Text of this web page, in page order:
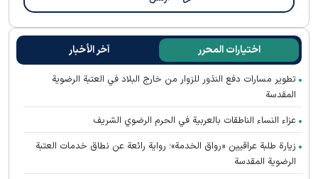
اختيارات المحرر آخر الأخبار
تطوير مسارات دفع النذور للزوار من خارج البلاد في العتبة الرضوية
المقدسة
عزاء النساء الناطقات بالعربية في الحرم الرضوي الشريف
زيارة طلبة عراقيين «رواق الخدمة»؛ رواية رائعة عن نطاق خدمات العتبة
الرضوية المقدسة